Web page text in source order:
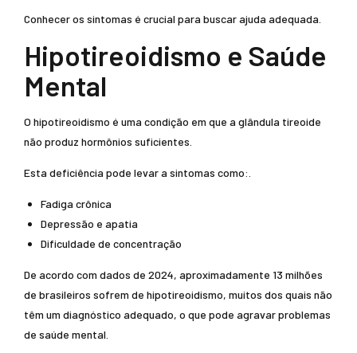
Conhecer os sintomas é crucial para buscar ajuda adequada.
Hipotireoidismo e Saúde
Mental
O hipotireoidismo é uma condição em que a glândula tireoide
não produz hormônios suficientes.
Esta deficiência pode levar a sintomas como:.
Fadiga crônica
Depressão e apatia
Dificuldade de concentração
De acordo com dados de 2024, aproximadamente 13 milhões
de brasileiros sofrem de hipotireoidismo, muitos dos quais não
têm um diagnóstico adequado, o que pode agravar problemas
de saúde mental.